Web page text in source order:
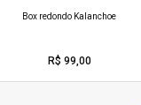
Box redondo Kalanchoe
R$ 99,00